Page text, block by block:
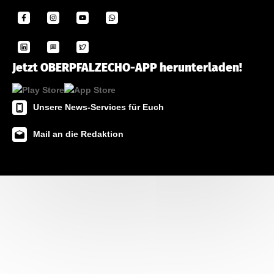
Jetzt OBERPFALZECHO-APP herunterladen!
Unsere News-Services für Euch
Mail an die Redaktion